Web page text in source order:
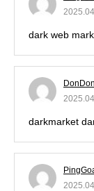
dark web
darkmarket